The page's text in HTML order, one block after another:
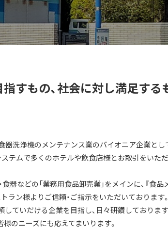
すもの、社会に対し満足する
器洗浄機のメンテナンス業のパイオニア企業とし
テムで多くのホテルや飲食店様とお取引をいた
器などの「業務用食品卸売業」をメインに、『食品
ラン様よりご信頼・ご指示をいただいております
していだける企業を目指し、日々研鑽しておりま
のニーズにも応えてまいります。